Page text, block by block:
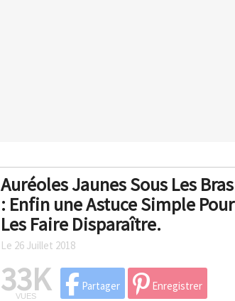
Auréoles Jaunes Sous Les Bras
: Enfin une Astuce Simple Pour
Les Faire Disparaître.
Le 26 Juillet 2018
33K
VUES
Partager Enregistrer